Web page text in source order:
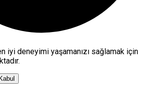
iyi deneyimi yaşamanızı sağlamak için
Kabul